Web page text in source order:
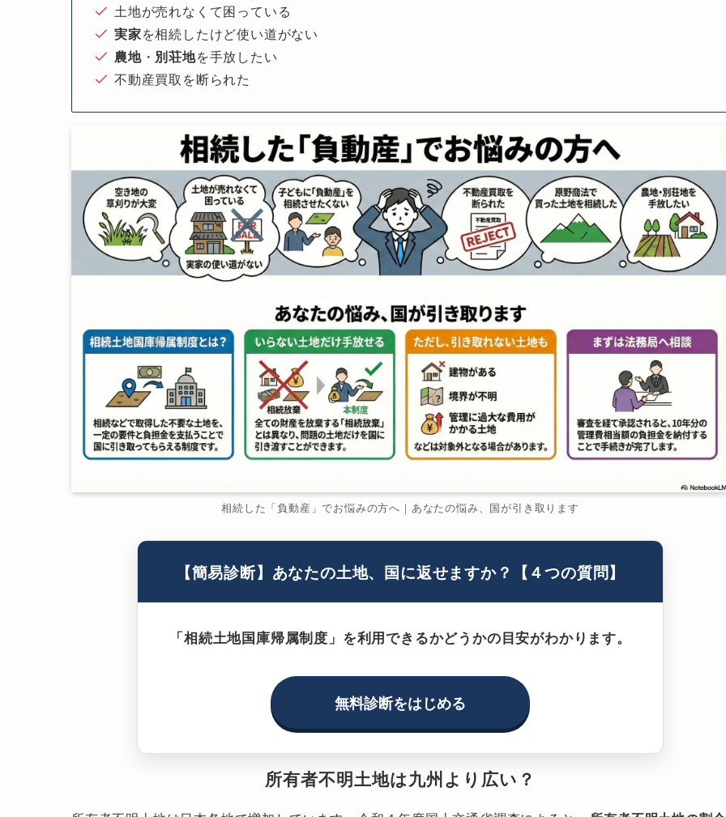
土地が売れなくて困っている
実家を相続したけど使い道がない
農地・ 別荘地を手放したい
不動産買取を断られた
相続した「負動産」でお悩みの方へ｜あなたの悩み、国が引き取ります
【簡易診断】あなたの土地、国に返せますか？【４つの質問】
「相続土地国庫帰属制度」を利用できるかどうかの目安がわかります。
無料診断をはじめる
所有者不明土地は九州より広い？